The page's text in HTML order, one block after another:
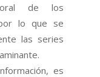
de los
lo que se
las series
es